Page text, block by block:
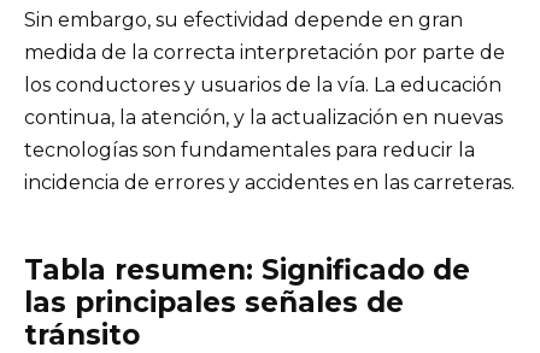
Sin embargo, su efectividad depende en gran
medida de la correcta interpretación por parte de
los conductores y usuarios de la vía. La educación
continua, la atención, y la actualización en nuevas
tecnologías son fundamentales para reducir la
incidencia de errores y accidentes en las carreteras.
Tabla resumen: Significado de
las principales señales de
tránsito